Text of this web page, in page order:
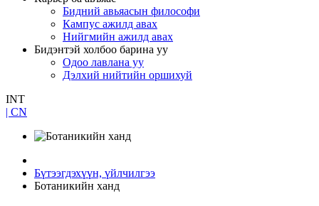
Бидний авьяасын философи
Кампус ажилд авах
Нийгмийн ажилд авах
Бидэнтэй холбоо барина уу
Одоо лавлана уу
Дэлхий нийтийн оршихуй
INT
| CN
Бүтээгдэхүүн, үйлчилгээ
Ботаникийн ханд